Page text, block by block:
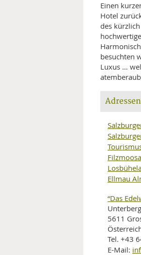
Einen
Hotel
des
besuchten
Luxus …
Adressen
Ellmau
“Das
5611
Tel. +43
E-Mail: